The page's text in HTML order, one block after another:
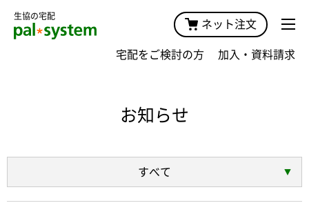
生協の宅配
ネット注文
宅配をご検討の方 加入・資料請求
お知らせ
すべて